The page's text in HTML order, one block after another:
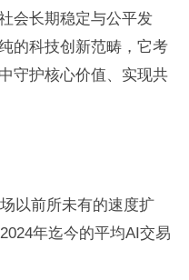
会长期稳定与公平发
的科技创新范畴，它考
守护核心价值、实现共
以前所未有的速度扩
年迄今的平均AI交易